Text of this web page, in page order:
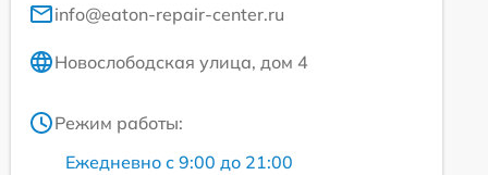
info@eaton-repair-center.ru
Новослободская улица, дом 4
Режим работы:
Ежедневно с 9:00 до 21:00